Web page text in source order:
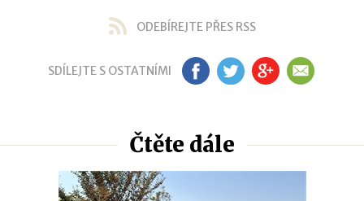
ODEBÍREJTE PŘES RSS
SDÍLEJTE S OSTATNÍMI FB TW GP EM
Čtěte dále